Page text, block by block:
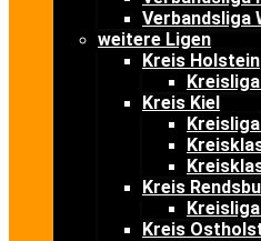
Verbandsliga
weitere Ligen
Kreis Holstein
Kreis Kiel
Kreis
Kreis